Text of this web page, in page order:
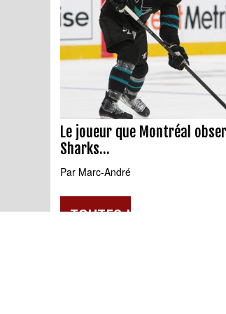
Le joueur que Montréal
Sharks...
Par Marc-André Dubois
TOUTES LES NOUVELLES